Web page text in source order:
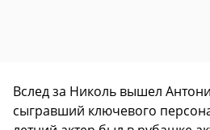
Вслед за Николь вышел
сыгравший ключевого